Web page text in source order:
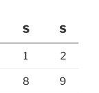
S S
1 2
8 9